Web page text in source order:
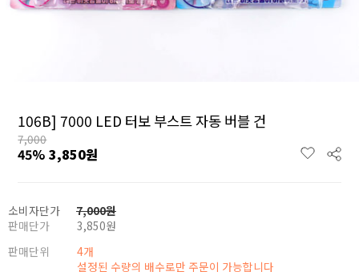
106B] 7000 LED 터보 부스트 자동 버블 건
7,000
45% 3,850원
소비자단가 7,000원
판매단가
3,850원
판매단위
4개
설정된 수량의 배수로만 주문이 가능합니다